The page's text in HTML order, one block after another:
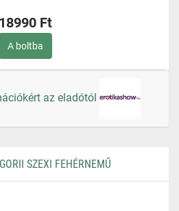
18990 Ft
A boltba
az eladótól
SZEXI FEHÉRNEMŰ